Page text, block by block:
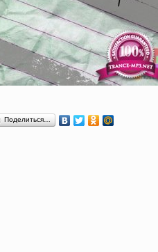
Поделиться…